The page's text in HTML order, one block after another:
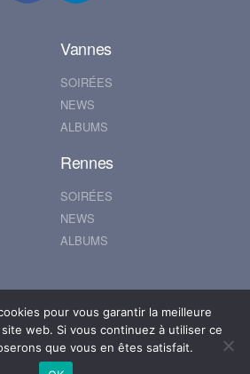
Vannes
SOIRÉES
NEWS
ALBUMS
Rennes
SOIRÉES
NEWS
ALBUMS
SOIRÉES
NEWS
pour vous garantir la meilleure
web. Si vous continuez à utiliser ce
que vous en êtes satisfait.